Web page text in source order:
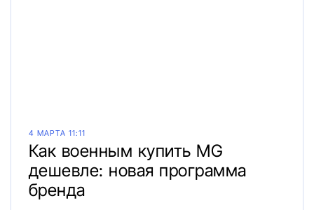
4 МАРТА 11:11
Как военным купить MG
дешевле: новая программа
бренда